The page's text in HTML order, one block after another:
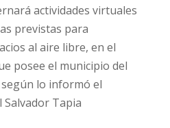
actividades virtuales
previstas para
al aire libre, en el
posee el municipio del
lo informó el
Tapia